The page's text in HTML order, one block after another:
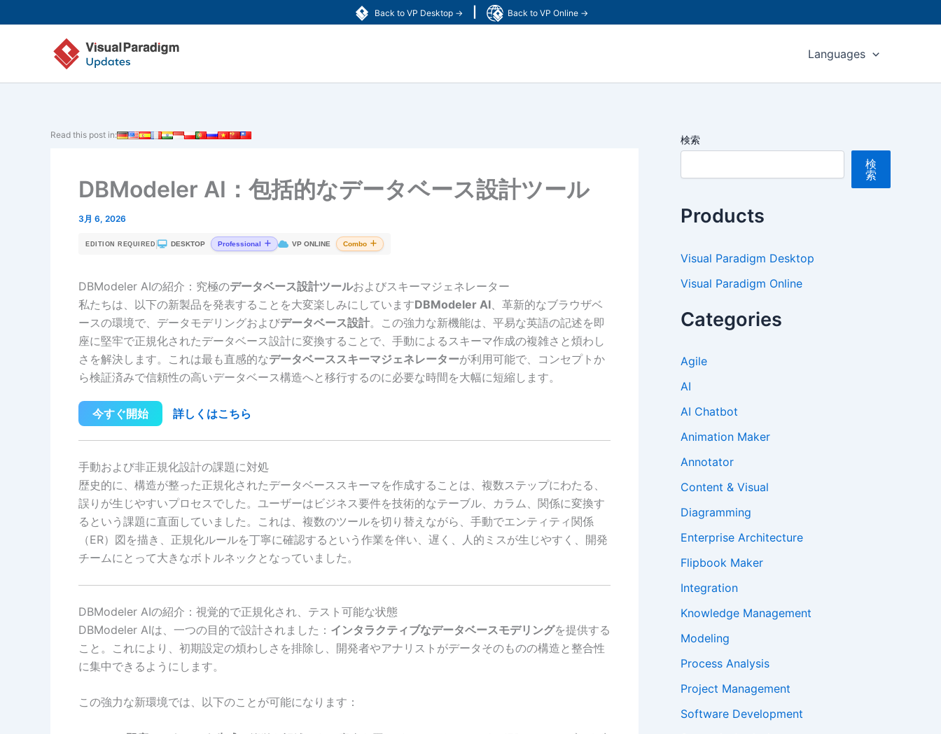
Back to VP Desktop → Back to VP Online →
容
キ
Languages
Read this post in:
DBModeler AI：包括的なデータベース設計ツール
3月 6, 2026
EDITION REQUIRED DESKTOP Professional VP ONLINE Combo
DBModeler AIの紹介：究極のデータベース設計ツールおよびスキーマジェネレーター
私たちは、以下の新製品を発表することを大変楽しみにしていますDBModeler AI、革新的なブラウザベ
ースの環境で、データモデリングおよびデータベース設計。この強力な新機能は、平易な英語の記述を即
座に堅牢で正規化されたデータベース設計に変換することで、手動によるスキーマ作成の複雑さと煩わし
さを解決します。これは最も直感的なデータベーススキーマジェネレーターが利用可能で、コンセプトか
ら検証済みで信頼性の高いデータベース構造へと移行するのに必要な時間を大幅に短縮します。
今すぐ開始 詳しくはこちら
手動および非正規化設計の課題に対処
歴史的に、構造が整った正規化されたデータベーススキーマを作成することは、複数ステップにわたる、
誤りが生じやすいプロセスでした。ユーザーはビジネス要件を技術的なテーブル、カラム、関係に変換す
るという課題に直面していました。これは、複数のツールを切り替えながら、手動でエンティティ関係
（ER）図を描き、正規化ルールを丁寧に確認するという作業を伴い、遅く、人的ミスが生じやすく、開発
チームにとって大きなボトルネックとなっていました。
DBModeler AIの紹介：視覚的で正規化され、テスト可能な状態
DBModeler AIは、一つの目的で設計されました： インタラクティブなデータベースモデリングを提供する
こと。これにより、初期設定の煩わしさを排除し、開発者やアナリストがデータそのものの構造と整合性
に集中できるようにします。
この強力な新環境では、以下のことが可能になります：
検索
検
索
Products
Visual Paradigm Desktop
Visual Paradigm Online
Categories
Agile
AI
AI Chatbot
Animation Maker
Annotator
Content & Visual
Diagramming
Enterprise Architecture
Flipbook Maker
Integration
Knowledge Management
Modeling
Process Analysis
Project Management
Software Development